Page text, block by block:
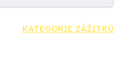
KATEGORIE ZÁŽITKŮ